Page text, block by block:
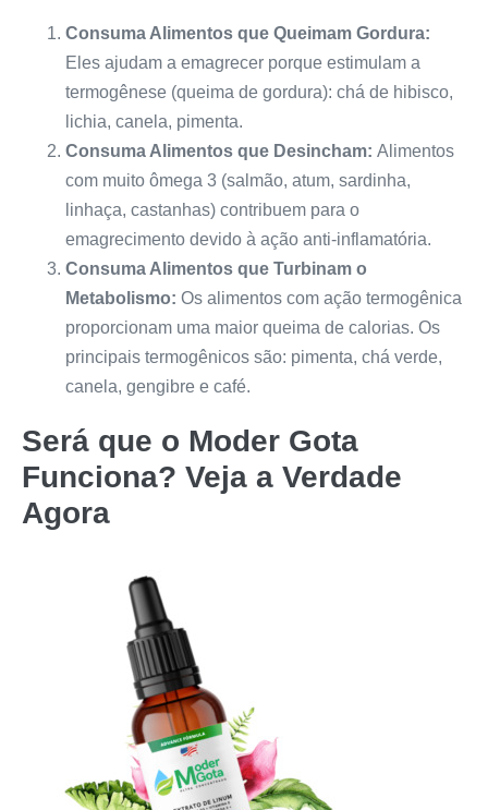
Consuma Alimentos que Queimam Gordura:
Eles ajudam a emagrecer porque estimulam a
termogênese (queima de gordura): chá de hibisco,
lichia, canela, pimenta.
Consuma Alimentos que Desincham: Alimentos
com muito ômega 3 (salmão, atum, sardinha,
linhaça, castanhas) contribuem para o
emagrecimento devido à ação anti-inflamatória.
Consuma Alimentos que Turbinam o
Metabolismo: Os alimentos com ação termogênica
proporcionam uma maior queima de calorias. Os
principais termogênicos são: pimenta, chá verde,
canela, gengibre e café.
Será que o Moder Gota
Funciona? Veja a Verdade
Agora